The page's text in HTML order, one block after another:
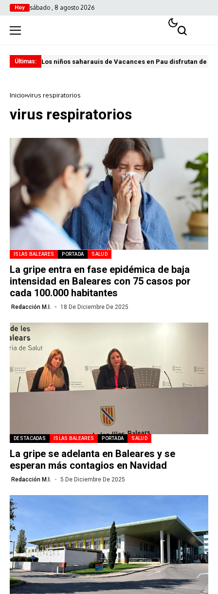
Hoy sábado , 8 agosto 2026
Últimas: Los niños saharauis de Vacances en Pau disfrutan de
Inicio virus respiratorios
virus respiratorios
ISLAS BALEARES PORTADA SALUD
La gripe entra en fase epidémica de baja
intensidad en Baleares con 75 casos por
cada 100.000 habitantes
Redacción M.I. 18 De Diciembre De 2025
DESTACADAS ISLAS BALEARES PORTADA SALUD
La gripe se adelanta en Baleares y se
esperan más contagios en Navidad
Redacción M.I. 5 De Diciembre De 2025